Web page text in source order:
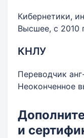
Кибернетики,
Высшее, с 2010
КНЛУ
Переводчик
Неоконченное
и